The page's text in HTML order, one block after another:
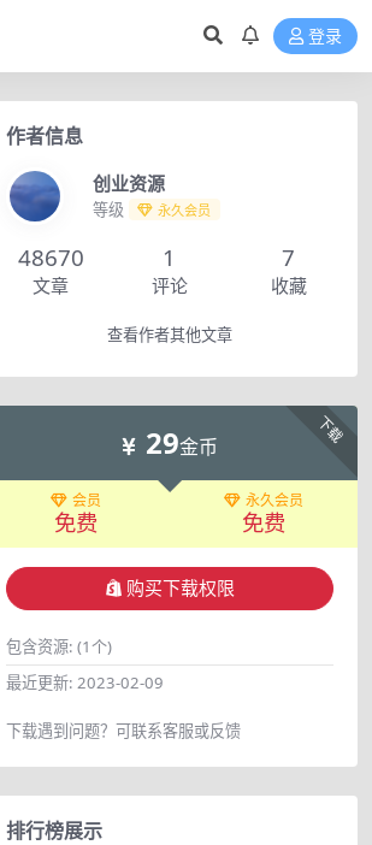
登录
作者信息
创业资源
等级 永久会员
48670
文章
1
评论
7
收藏
查看作者其他文章
下载
29金币
会员
免费
永久会员
免费
购买下载权限
包含资源: (1个)
最近更新: 2023-02-09
下载遇到问题？可联系客服或反馈
排行榜展示